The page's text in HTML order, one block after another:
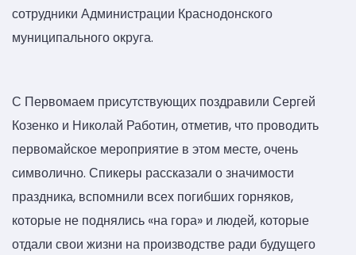
сотрудники Администрации Краснодонского
муниципального округа.
С Первомаем присутствующих поздравили Сергей
Козенко и Николай Работин, отметив, что проводить
первомайское мероприятие в этом месте, очень
символично. Спикеры рассказали о значимости
праздника, вспомнили всех погибших горняков,
которые не поднялись «на гора» и людей, которые
отдали свои жизни на производстве ради будущего